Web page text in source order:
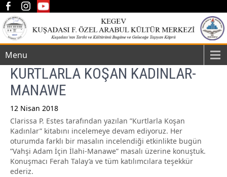
Menu
KURTLARLA KOŞAN KADINLAR-
MANAWE
12 Nisan 2018
Clarissa P. Estes tarafından yazılan ”Kurtlarla Koşan
Kadınlar” kitabını incelemeye devam ediyoruz. Her
oturumda farklı bir masalın incelendiği etkinlikte bugün
”Vahşi Adam İçin İlahi-Manawe” masalı üzerine konuştuk.
Konuşmacı Ferah Talay’a ve tüm katılımcılara teşekkür
ederiz.
Post
navigation